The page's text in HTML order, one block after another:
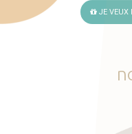
JE VEUX